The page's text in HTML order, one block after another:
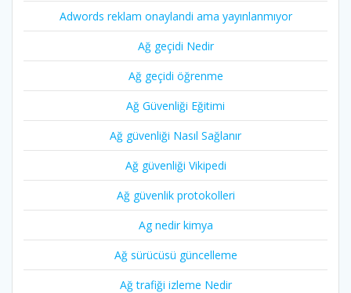
Adwords reklam onaylandi ama yayınlanmıyor
Ağ geçidi Nedir
Ağ geçidi öğrenme
Ağ Güvenliği Eğitimi
Ağ güvenliği Nasıl Sağlanır
Ağ güvenliği Vikipedi
Ağ güvenlik protokolleri
Ag nedir kimya
Ağ sürücüsü güncelleme
Ağ trafiği izleme Nedir